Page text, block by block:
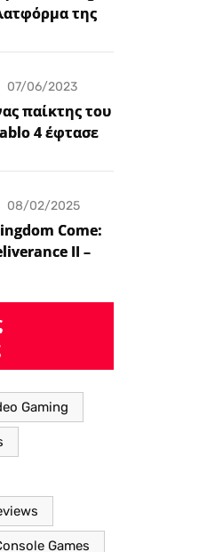
της
πέντε
Spider-
07/06/2023
παίκτης του
4 έφτασε
08/02/2025
Come:
II – Η
με Νέα
Gaming
Games